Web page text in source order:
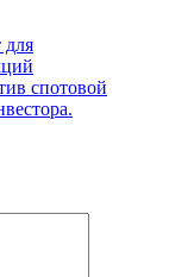
для
спотовой